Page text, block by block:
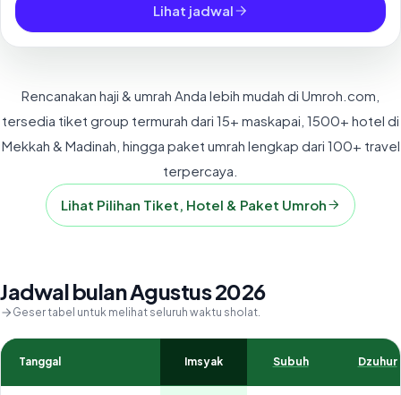
Lihat jadwal
Rencanakan haji & umrah Anda lebih mudah di Umroh.com,
tersedia tiket group termurah dari 15+ maskapai, 1500+ hotel di
Mekkah & Madinah, hingga paket umrah lengkap dari 100+ travel
terpercaya.
Lihat Pilihan Tiket, Hotel & Paket Umroh
Jadwal bulan Agustus 2026
Geser tabel untuk melihat seluruh waktu sholat.
Tanggal Imsyak Subuh Dzuhur